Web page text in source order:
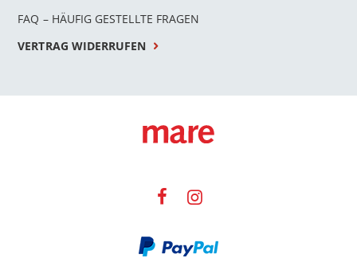
FAQ – HÄUFIG GESTELLTE FRAGEN
VERTRAG WIDERRUFEN